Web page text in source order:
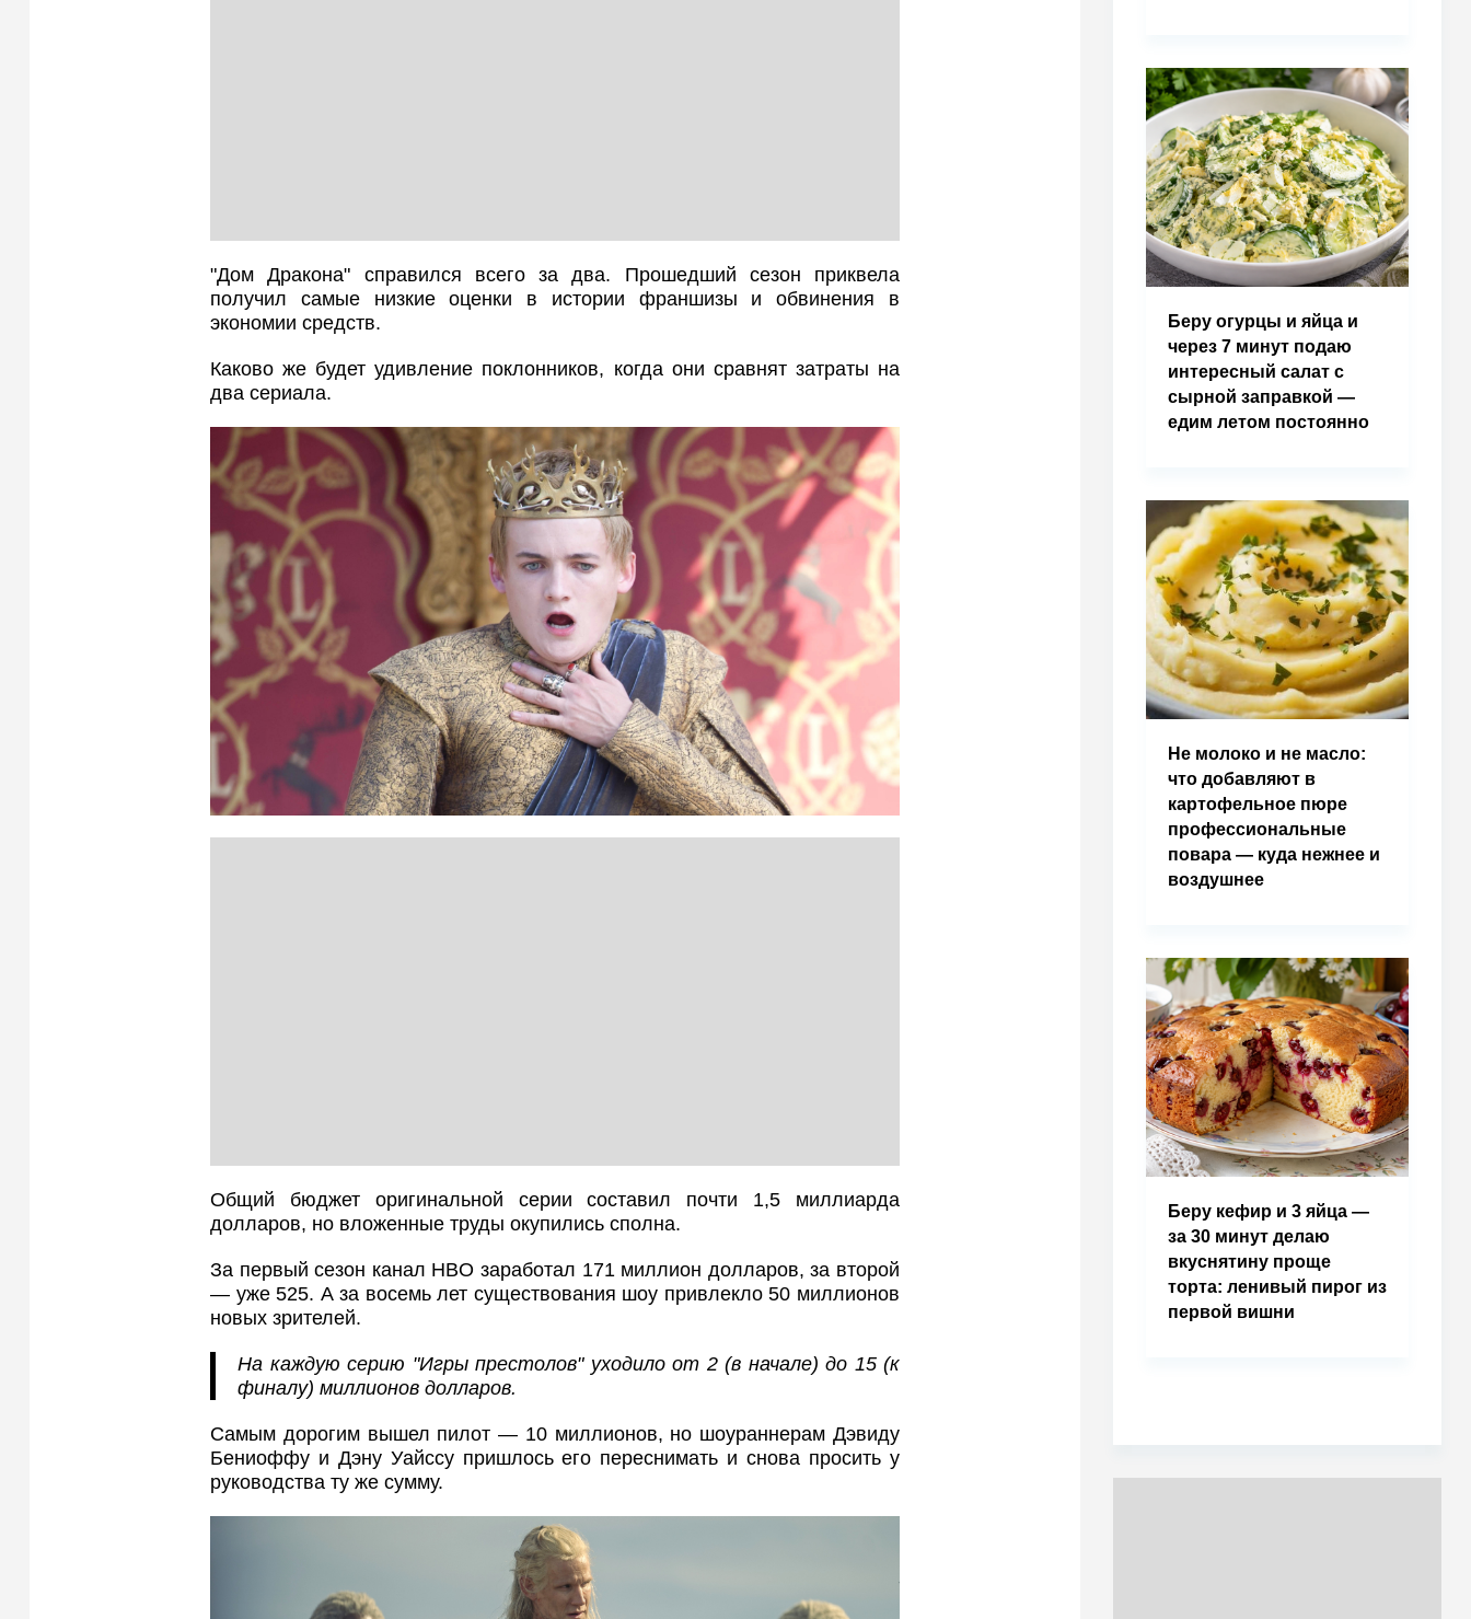
"Дом Дракона" справился всего за два. Прошедший сезон приквела
получил самые низкие оценки в истории франшизы и обвинения в
экономии средств.
Каково же будет удивление поклонников, когда они сравнят затраты на
два сериала.
Общий бюджет оригинальной серии составил почти 1,5 миллиарда
долларов, но вложенные труды окупились сполна.
За первый сезон канал HBO заработал 171 миллион долларов, за второй
— уже 525. А за восемь лет существования шоу привлекло 50 миллионов
новых зрителей.
На каждую серию "Игры престолов" уходило от 2 (в начале) до 15 (к
финалу) миллионов долларов.
Самым дорогим вышел пилот — 10 миллионов, но шоураннерам Дэвиду
Бениоффу и Дэну Уайссу пришлось его переснимать и снова просить у
руководства ту же сумму.
Беру огурцы и яйца и
через 7 минут подаю
интересный салат с
сырной заправкой —
едим летом постоянно
Не молоко и не масло:
что добавляют в
картофельное пюре
профессиональные
повара — куда нежнее и
воздушнее
Беру кефир и 3 яйца —
за 30 минут делаю
вкуснятину проще
торта: ленивый пирог из
первой вишни